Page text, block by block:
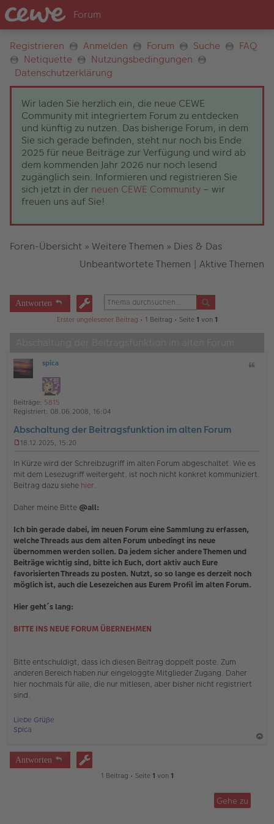
Registrieren Anmelden Forum Suche
FAQ
Netiquette
Nutzungsbedingungen
Datenschutzerklärung
Wir laden Sie herzlich ein, die neue CEWE
Community mit integriertem Forum zu entdecken
und künftig zu nutzen. Das bisherige Forum, in dem
Sie sich gerade befinden, steht nur noch bis Ende
2025 für neue Beiträge zur Verfügung und wird ab
dem kommenden Jahr 2026 nur noch lesend
zugänglich sein. Informieren und registrieren Sie
sich jetzt in der neuen CEWE Community – wir
freuen uns auf Sie!
Foren-Übersicht » Weitere Themen » Dies & Das
Unbeantwortete Themen | Aktive Themen
Antworten
Erster ungelesener Beitrag • 1 Beitrag • Seite 1 von 1
ff
n
e
spica
Beiträge: 5815
Registriert: 08.06.2008, 16:04
Abschaltung der Beitragsfunktion im alten Forum
n
g
e
l
s
e
r
B
e
t
r
g
18.12.2025, 15:20
In Kürze wird der Schreibzugriff im alten Forum abgeschaltet. Wie es
mit dem Lesezugriff weitergeht, ist noch nicht konkret kommuniziert.
Beitrag dazu siehe hier.
Daher meine Bitte @all:
Ich bin gerade dabei, im neuen Forum eine Sammlung zu erfassen,
welche Threads aus dem alten Forum unbedingt ins neue
übernommen werden sollen. Da jedem sicher andere Themen und
Beiträge wichtig sind, bitte ich Euch, dort aktiv auch Eure
favorisierten Threads zu posten. Nutzt, so so lange es derzeit noch
möglich ist, auch die Lesezeichen aus Eurem Profil im alten Forum.
Hier geht´s lang:
BITTE INS NEUE FORUM ÜBERNEHMEN
Bitte entschuldigt, dass ich diesen Beitrag doppelt poste. Zum
anderen Bereich haben nur eingeloggte Mitglieder Zugang. Daher
hier nochmals für alle, die nur mitlesen, aber bisher nicht registriert
sind.
Liebe Grüße
Spica
Antworten
1 Beitrag • Seite 1 von 1
Gehe zu